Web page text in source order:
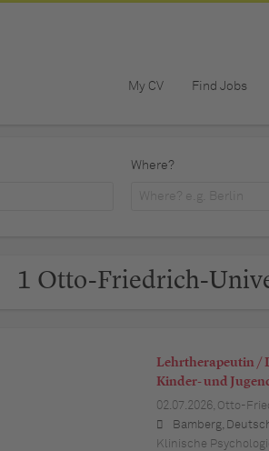
My CV Find Jobs
Where?
1 Otto-Friedrich-
Lehrtherapeutin /
Kinder- und
02.07.2026, Otto-
Bamberg,
Klinische